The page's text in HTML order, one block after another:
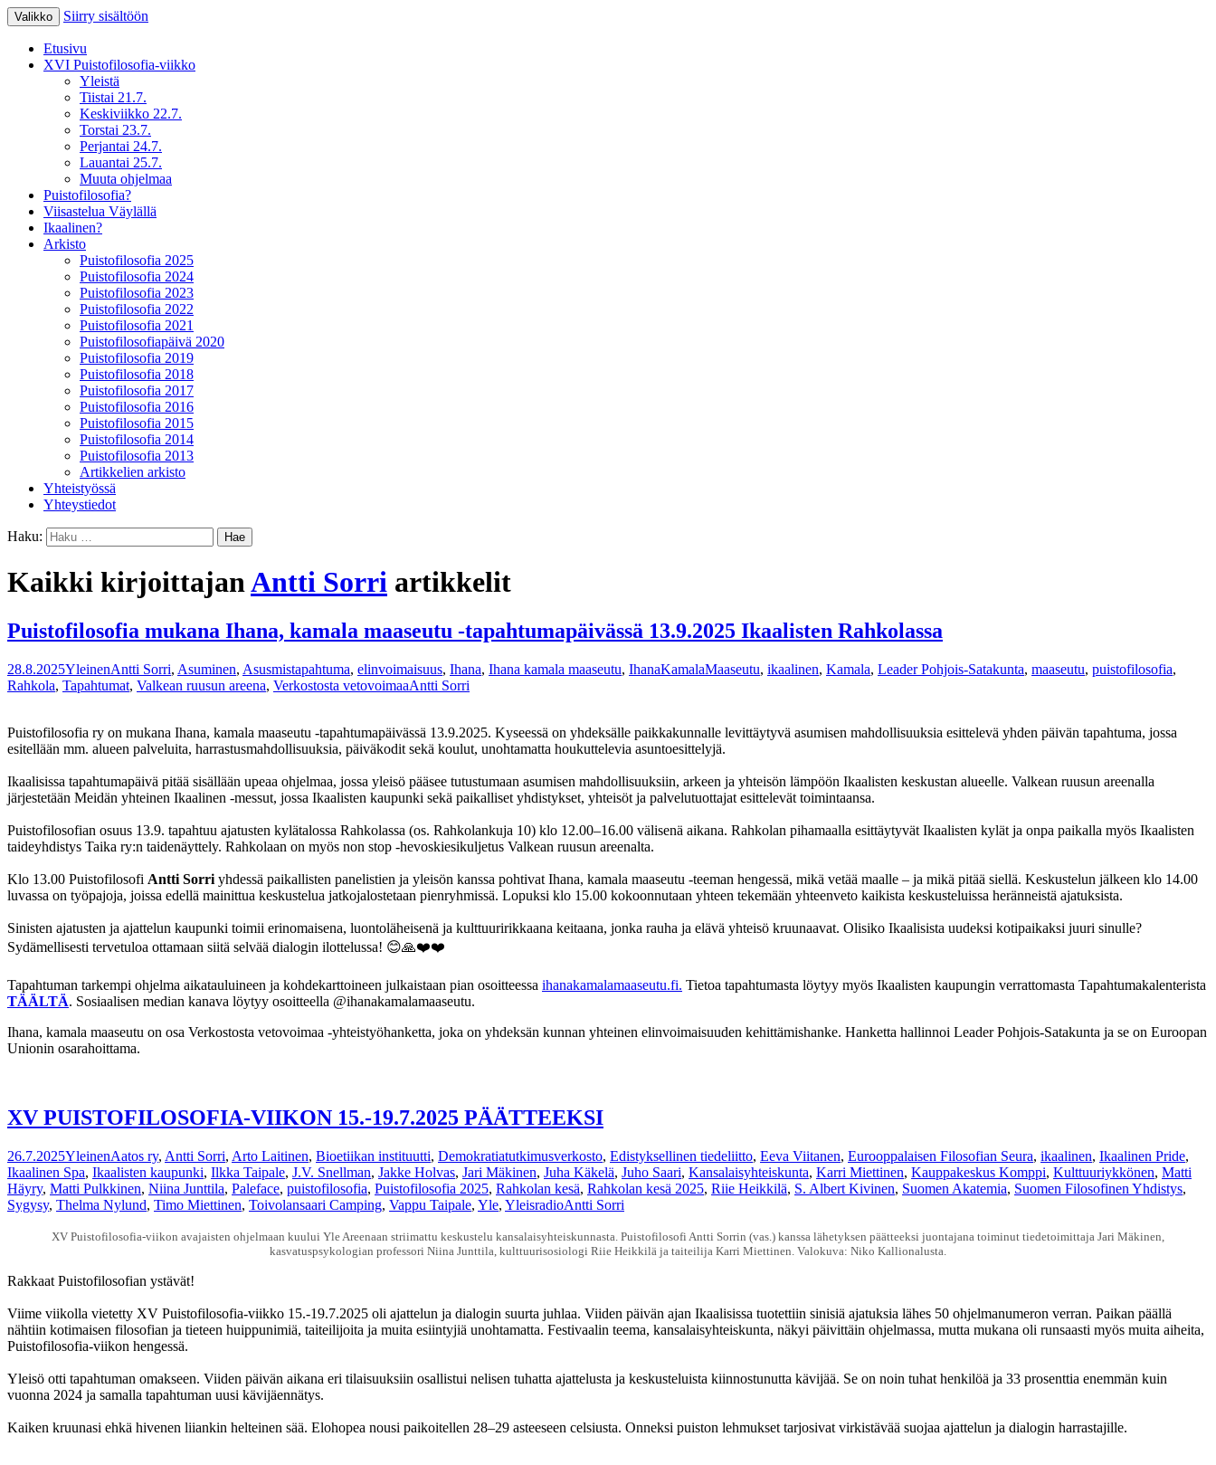
Puistofilosofia
Valikko Siirry sisältöön
Etusivu
XVI Puistofilosofia-viikko
Yleistä
Tiistai 21.7.
Keskiviikko 22.7.
Torstai 23.7.
Perjantai 24.7.
Lauantai 25.7.
Muuta ohjelmaa
Puistofilosofia?
Viisastelua Väylällä
Ikaalinen?
Arkisto
Puistofilosofia 2025
Puistofilosofia 2024
Puistofilosofia 2023
Puistofilosofia 2022
Puistofilosofia 2021
Puistofilosofiapäivä 2020
Puistofilosofia 2019
Puistofilosofia 2018
Puistofilosofia 2017
Puistofilosofia 2016
Puistofilosofia 2015
Puistofilosofia 2014
Puistofilosofia 2013
Artikkelien arkisto
Yhteistyössä
Yhteystiedot
Haku:
Kaikki kirjoittajanAntti Sorri artikkelit
Puistofilosofia mukana Ihana, kamala maaseutu -tapahtumapäivässä 13.9.2025 Ikaalisten Rahkolassa
28.8.2025YleinenAntti Sorri, Asuminen, Asusmistapahtuma, elinvoimaisuus, Ihana, Ihana kamala maaseutu, IhanaKamalaMaaseutu, ikaalinen, Kamala, Leader Pohjois-Satakunta, maaseutu, puistofilosofia,
Rahkola, Tapahtumat, Valkean ruusun areena, Verkostosta vetovoimaaAntti Sorri
Puistofilosofia ry on mukana Ihana, kamala maaseutu -tapahtumapäivässä 13.9.2025. Kyseessä on yhdeksälle paikkakunnalle levittäytyvä asumisen mahdollisuuksia esittelevä yhden päivän tapahtuma, jossa
esitellään mm. alueen palveluita, harrastusmahdollisuuksia, päiväkodit sekä koulut, unohtamatta houkuttelevia asuntoesittelyjä.
Ikaalisissa tapahtumapäivä pitää sisällään upeaa ohjelmaa, jossa yleisö pääsee tutustumaan asumisen mahdollisuuksiin, arkeen ja yhteisön lämpöön Ikaalisten keskustan alueelle. Valkean ruusun areenalla
järjestetään Meidän yhteinen Ikaalinen -messut, jossa Ikaalisten kaupunki sekä paikalliset yhdistykset, yhteisöt ja palvelutuottajat esittelevät toimintaansa.
Puistofilosofian osuus 13.9. tapahtuu ajatusten kylätalossa Rahkolassa (os. Rahkolankuja 10) klo 12.00–16.00 välisenä aikana. Rahkolan pihamaalla esittäytyvät Ikaalisten kylät ja onpa paikalla myös Ikaalisten
taideyhdistys Taika ry:n taidenäyttely. Rahkolaan on myös non stop -hevoskiesikuljetus Valkean ruusun areenalta.
Klo 13.00 Puistofilosofi Antti Sorri yhdessä paikallisten panelistien ja yleisön kanssa pohtivat Ihana, kamala maaseutu -teeman hengessä, mikä vetää maalle – ja mikä pitää siellä. Keskustelun jälkeen klo 14.00
luvassa on työpajoja, joissa edellä mainittua keskustelua jatkojalostetaan pienryhmissä. Lopuksi klo 15.00 kokoonnutaan yhteen tekemään yhteenveto kaikista keskusteluissa heränneistä ajatuksista.
Sinisten ajatusten ja ajattelun kaupunki toimii erinomaisena, luontoläheisenä ja kulttuuririkkaana keitaana, jonka rauha ja elävä yhteisö kruunaavat. Olisiko Ikaalisista uudeksi kotipaikaksi juuri sinulle?
Sydämellisesti tervetuloa ottamaan siitä selvää dialogin ilottelussa! 😊🙏❤️❤️
Tapahtuman tarkempi ohjelma aikatauluineen ja kohdekarttoineen julkaistaan pian osoitteessa ihanakamalamaaseutu.fi. Tietoa tapahtumasta löytyy myös Ikaalisten kaupungin verrattomasta Tapahtumakalenterista
TÄÄLTÄ. Sosiaalisen median kanava löytyy osoitteella @ihanakamalamaaseutu.
Ihana, kamala maaseutu on osa Verkostosta vetovoimaa -yhteistyöhanketta, joka on yhdeksän kunnan yhteinen elinvoimaisuuden kehittämishanke. Hanketta hallinnoi Leader Pohjois-Satakunta ja se on Euroopan
Unionin osarahoittama.
XV PUISTOFILOSOFIA-VIIKON 15.-19.7.2025 PÄÄTTEEKSI
26.7.2025YleinenAatos ry, Antti Sorri, Arto Laitinen, Bioetiikan instituutti, Demokratiatutkimusverkosto, Edistyksellinen tiedeliitto, Eeva Viitanen, Eurooppalaisen Filosofian Seura, ikaalinen, Ikaalinen Pride,
Ikaalinen Spa, Ikaalisten kaupunki, Ilkka Taipale, J.V. Snellman, Jakke Holvas, Jari Mäkinen, Juha Käkelä, Juho Saari, Kansalaisyhteiskunta, Karri Miettinen, Kauppakeskus Komppi, Kulttuuriykkönen, Matti
Häyry, Matti Pulkkinen, Niina Junttila, Paleface, puistofilosofia, Puistofilosofia 2025, Rahkolan kesä, Rahkolan kesä 2025, Riie Heikkilä, S. Albert Kivinen, Suomen Akatemia, Suomen Filosofinen Yhdistys,
Sygysy, Thelma Nylund, Timo Miettinen, Toivolansaari Camping, Vappu Taipale, Yle, YleisradioAntti Sorri
XV Puistofilosofia-viikon avajaisten ohjelmaan kuului Yle Areenaan striimattu keskustelu kansalaisyhteiskunnasta. Puistofilosofi Antti Sorrin (vas.) kanssa lähetyksen päätteeksi juontajana toiminut tiedetoimittaja Jari Mäkinen,
kasvatuspsykologian professori Niina Junttila, kulttuurisosiologi Riie Heikkilä ja taiteilija Karri Miettinen. Valokuva: Niko Kallionalusta.
Rakkaat Puistofilosofian ystävät!
Viime viikolla vietetty XV Puistofilosofia-viikko 15.-19.7.2025 oli ajattelun ja dialogin suurta juhlaa. Viiden päivän ajan Ikaalisissa tuotettiin sinisiä ajatuksia lähes 50 ohjelmanumeron verran. Paikan päällä
nähtiin kotimaisen filosofian ja tieteen huippunimiä, taiteilijoita ja muita esiintyjiä unohtamatta. Festivaalin teema, kansalaisyhteiskunta, näkyi päivittäin ohjelmassa, mutta mukana oli runsaasti myös muita aiheita,
Puistofilosofia-viikon hengessä.
Yleisö otti tapahtuman omakseen. Viiden päivän aikana eri tilaisuuksiin osallistui nelisen tuhatta ajattelusta ja keskusteluista kiinnostunutta kävijää. Se on noin tuhat henkilöä ja 33 prosenttia enemmän kuin
vuonna 2024 ja samalla tapahtuman uusi kävijäennätys.
Kaiken kruunasi ehkä hivenen liiankin helteinen sää. Elohopea nousi paikoitellen 28–29 asteeseen celsiusta. Onneksi puiston lehmukset tarjosivat virkistävää suojaa ajattelun ja dialogin harrastajille.